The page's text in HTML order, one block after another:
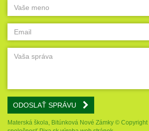
ODOSLAŤ SPRÁVU
Materská škola, Bitúnková Nové Zámky ©